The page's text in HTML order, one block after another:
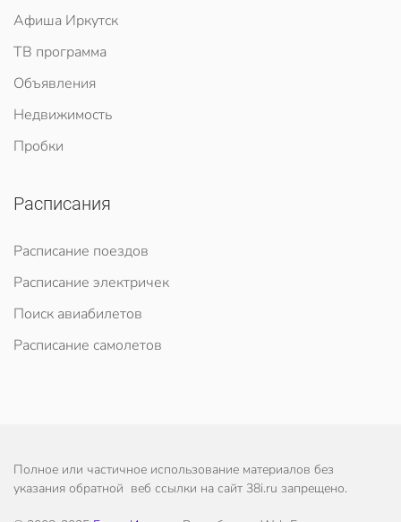
Афиша Иркутск
ТВ программа
Объявления
Недвижимость
Пробки
Расписания
Расписание поездов
Расписание электричек
Поиск авиабилетов
Расписание самолетов
Полное или частичное использование материалов без
указания обратной веб ссылки на сайт 38i.ru запрещено.